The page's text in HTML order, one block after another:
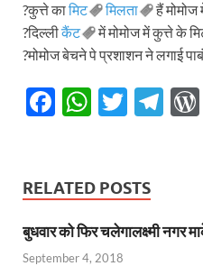
?कुत्ते कामिट मिलता
हैं मोमोज
?दिल्लीकैंट
में मोमोज में कुत्ते के
?मोमोज बेचने पे प्रशाशन ने लगाई
F
b
o
o
W
s
A
p
T
er
T
a
m
RELATED POSTS
बुधवार को फिर चलेगालक्ष्मी नगर
September 4, 2018